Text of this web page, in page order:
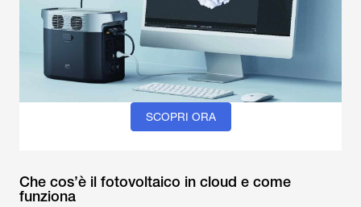
SCOPRI ORA
Che cos’è il fotovoltaico in cloud e come
funziona